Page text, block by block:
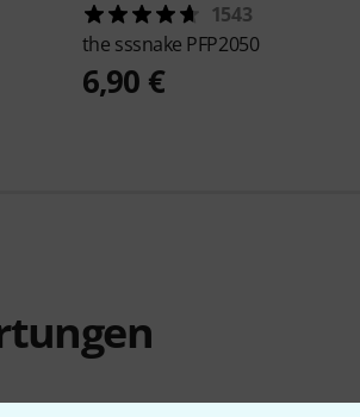
1543
the sssnake PFP2050
6,90 €